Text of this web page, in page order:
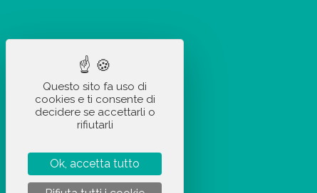
Questo sito fa uso di
cookies e ti consente di
decidere se accettarli o
rifiutarli
Ok, accetta tutto